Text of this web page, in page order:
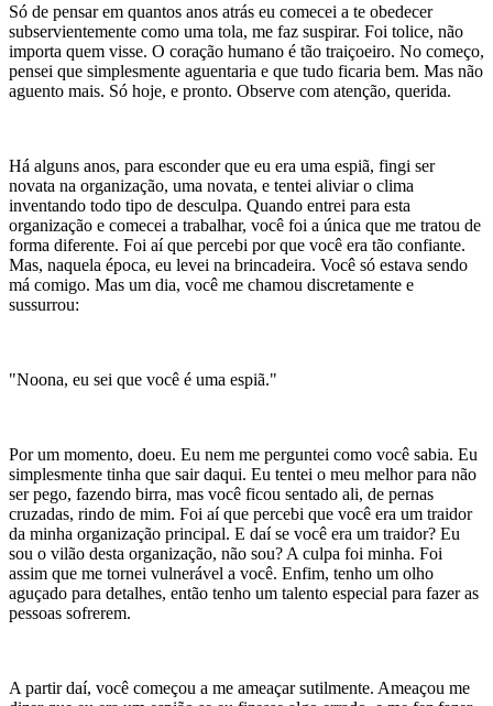
Só de pensar em quantos anos atrás eu comecei a te obedecer
subservientemente como uma tola, me faz suspirar. Foi tolice, não
importa quem visse. O coração humano é tão traiçoeiro. No começo,
pensei que simplesmente aguentaria e que tudo ficaria bem. Mas não
aguento mais. Só hoje, e pronto. Observe com atenção, querida.
Há alguns anos, para esconder que eu era uma espiã, fingi ser
novata na organização, uma novata, e tentei aliviar o clima
inventando todo tipo de desculpa. Quando entrei para esta
organização e comecei a trabalhar, você foi a única que me tratou de
forma diferente. Foi aí que percebi por que você era tão confiante.
Mas, naquela época, eu levei na brincadeira. Você só estava sendo
má comigo. Mas um dia, você me chamou discretamente e
sussurrou:
"Noona, eu sei que você é uma espiã."
Por um momento, doeu. Eu nem me perguntei como você sabia. Eu
simplesmente tinha que sair daqui. Eu tentei o meu melhor para não
ser pego, fazendo birra, mas você ficou sentado ali, de pernas
cruzadas, rindo de mim. Foi aí que percebi que você era um traidor
da minha organização principal. E daí se você era um traidor? Eu
sou o vilão desta organização, não sou? A culpa foi minha. Foi
assim que me tornei vulnerável a você. Enfim, tenho um olho
aguçado para detalhes, então tenho um talento especial para fazer as
pessoas sofrerem.
A partir daí, você começou a me ameaçar sutilmente. Ameaçou me